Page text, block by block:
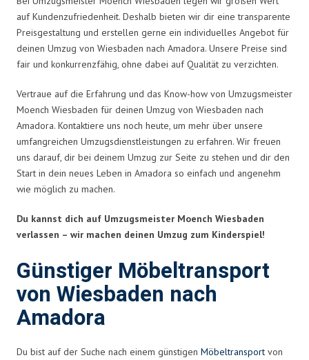
auf Kundenzufriedenheit. Deshalb bieten wir dir eine transparente
Preisgestaltung und erstellen gerne ein individuelles Angebot für
deinen Umzug von Wiesbaden nach Amadora. Unsere Preise sind
fair und konkurrenzfähig, ohne dabei auf Qualität zu verzichten.
Vertraue auf die Erfahrung und das Know-how von Umzugsmeister
Moench Wiesbaden für deinen Umzug von Wiesbaden nach
Amadora. Kontaktiere uns noch heute, um mehr über unsere
umfangreichen Umzugsdienstleistungen zu erfahren. Wir freuen
uns darauf, dir bei deinem Umzug zur Seite zu stehen und dir den
Start in dein neues Leben in Amadora so einfach und angenehm
wie möglich zu machen.
Du kannst dich auf Umzugsmeister Moench Wiesbaden
verlassen – wir machen deinen Umzug zum Kinderspiel!
Günstiger Möbeltransport
von Wiesbaden nach
Amadora
Du bist auf der Suche nach einem günstigen Möbeltransport von